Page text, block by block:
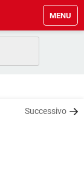
MENU
Successivo